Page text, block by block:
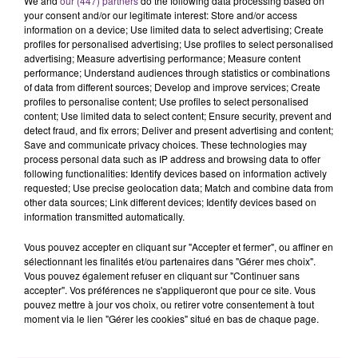
FIL D'ACTU
7 août 2026
TOUJOURS À L'ARRÊT
Cela fait déjà une semaine que la centrale
nucléaire ardennaise est à l'arrêt. Une situation
justifiée par la sécheresse intense qui est toujours
présente.
your consent and/or our legitimate interest: Store and/or access
information on a device; Use limited data to select advertising; Create
profiles for personalised advertising; Use profiles to select personalised
advertising; Measure advertising performance; Measure content
performance; Understand audiences through statistics or combinations
of data from different sources; Develop and improve services; Create
profiles to personalise content; Use profiles to select personalised
content; Use limited data to select content; Ensure security, prevent and
detect fraud, and fix errors; Deliver and present advertising and content;
Save and communicate privacy choices. These technologies may
process personal data such as IP address and browsing data to offer
following functionalities: Identify devices based on information actively
requested; Use precise geolocation data; Match and combine data from
other data sources; Link different devices; Identify devices based on
information transmitted automatically.
Vous pouvez accepter en cliquant sur "Accepter et fermer", ou affiner en
sélectionnant les finalités et/ou partenaires dans "Gérer mes choix".
Vous pouvez également refuser en cliquant sur "Continuer sans
accepter". Vos préférences ne s'appliqueront que pour ce site. Vous
pouvez mettre à jour vos choix, ou retirer votre consentement à tout
moment via le lien "Gérer les cookies" situé en bas de chaque page.